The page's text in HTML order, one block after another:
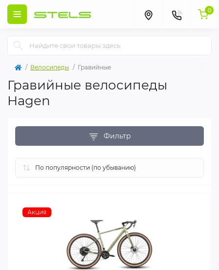
0
Велосипеды Гравийные
Гравийные велосипеды
Hagen
Фильтр
Акция